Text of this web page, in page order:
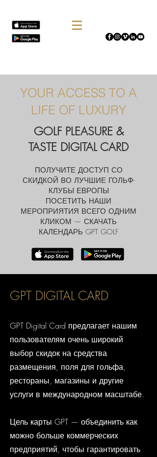
YOUR ACCESS TO A
LIFE OF LUXURY
GOLF PLEASURE &
TASTE DIGITAL CARD
ПОЛУЧИТЕ ДОСТУП СО
СКИДКОЙ ВО ЛУЧШИЕ ГОЛЬФ-
КЛУБЫ ЕВРОПЫ
ПОСЕТИТЬ НАШИ
МЕРОПРИЯТИЯ ВСЕГО ОДНИМ
КЛИКОМ — СКАЧАТЬ
КАЛЕНДАРЬ GPT GOLF
GPT DIGITAL CARD
GPT Digital Card предлагает нашим
пользователям очень широкий
выбор скидок на средства
размещения, поля для гольфа,
рестораны, магазины и другие
услуги в международном масштабе.
Цель карты GPT — объединить как
можно больше коммерческих
предприятий, чтобы гарантировать